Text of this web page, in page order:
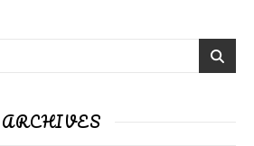
ARCHIVES